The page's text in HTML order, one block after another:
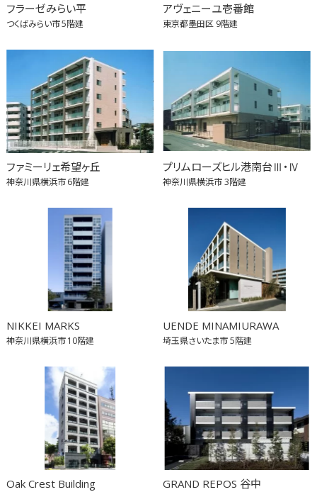
フラーゼみらい平
つくばみらい市5階建
アヴェニーユ壱番館
東京都墨田区 9階建
ファミーリェ希望ヶ丘
神奈川県横浜市6階建
プリムローズヒル港南台Ⅲ・Ⅳ
神奈川県横浜市3階建
NIKKEI MARKS
神奈川県横浜市10階建
UENDE MINAMIURAWA
埼玉県さいたま市5階建
Oak Crest Building GRAND REPOS 谷中